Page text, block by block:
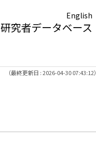
English
研究者データベース
（最終更新日 : 2026-04-30 07:43:12）